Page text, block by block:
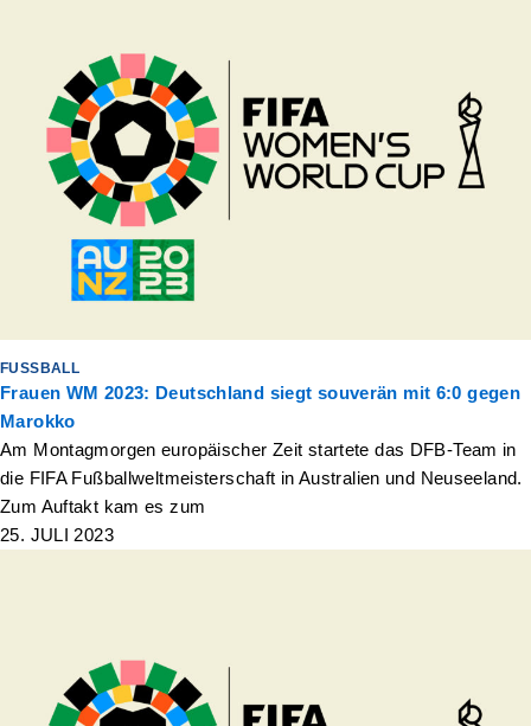
FUSSBALL
Frauen WM 2023: Deutschland siegt souverän mit 6:0 gegen
Marokko
Am Montagmorgen europäischer Zeit startete das DFB-Team in
die FIFA Fußballweltmeisterschaft in Australien und Neuseeland.
Zum Auftakt kam es zum
25. JULI 2023